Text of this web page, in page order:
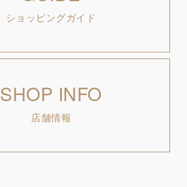
ショッピングガイド
SHOP INFO
店舗情報